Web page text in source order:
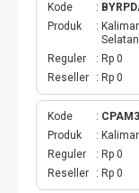
Kode
Produk
Selatan
Reguler
Rp 0
Reseller
Rp 0
Kode
Produk
Reguler
Rp 0
Reseller
Rp 0